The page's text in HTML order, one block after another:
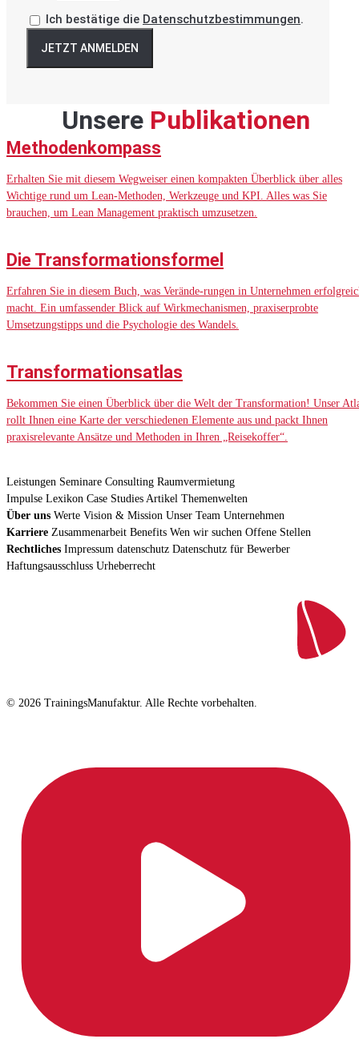
Ich bestätige die Datenschutzbestimmungen.
JETZT ANMELDEN
Unsere Publikationen
Methodenkompass
Erhalten Sie mit diesem Wegweiser einen kompakten Überblick über alles
Wichtige rund um Lean-Methoden, Werkzeuge und KPI. Alles was Sie
brauchen, um Lean Management praktisch umzusetzen.
Die Transformationsformel
Erfahren Sie in diesem Buch, was Verände-rungen in Unternehmen
macht. Ein umfassender Blick auf Wirkmechanismen, praxiserprobte
Umsetzungstipps und die Psychologie des Wandels.
Transformationsatlas
Bekommen Sie einen Überblick über die Welt der Transformation! Unser
rollt Ihnen eine Karte der verschiedenen Elemente aus und packt Ihnen
praxisrelevante Ansätze und Methoden in Ihren „Reisekoffer“.
Leistungen Seminare Consulting Raumvermietung
Impulse Lexikon Case Studies Artikel Themenwelten
Über uns Werte Vision & Mission Unser Team Unternehmen
Karriere Zusammenarbeit Benefits Wen wir suchen Offene Stellen
Rechtliches Impressum datenschutz Datenschutz für Bewerber
Haftungsausschluss Urheberrecht
© 2026 TrainingsManufaktur. Alle Rechte vorbehalten.